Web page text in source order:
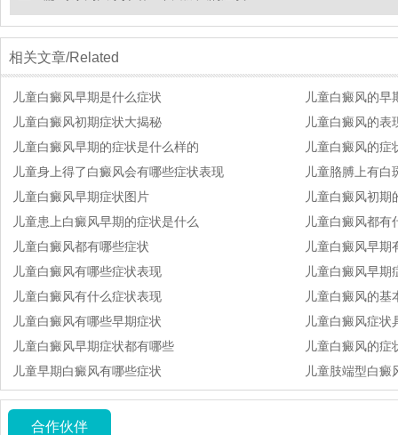
相关文章/Related
儿童白癜风早期是什么症状
儿童白癜风的早
儿童白癜风初期症状大揭秘
儿童白癜风的表
儿童白癜风早期的症状是什么样的
儿童白癜风的症
儿童身上得了白癜风会有哪些症状表现
儿童胳膊上有白
儿童白癜风早期症状图片
儿童白癜风初期
儿童患上白癜风早期的症状是什么
儿童白癜风都有
儿童白癜风都有哪些症状
儿童白癜风早期
儿童白癜风有哪些症状表现
儿童白癜风早期
儿童白癜风有什么症状表现
儿童白癜风的基
儿童白癜风有哪些早期症状
儿童白癜风症状
儿童白癜风早期症状都有哪些
儿童白癜风的症
儿童早期白癜风有哪些症状
儿童肢端型白癜
合作伙伴